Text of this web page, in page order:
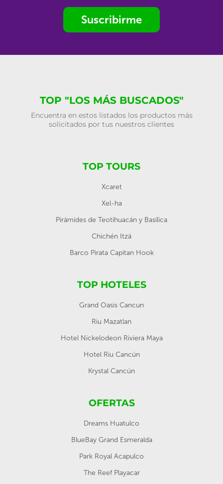
Suscribirme
TOP "LOS MÁS BUSCADOS"
Encuentra en estos listados los productos más
solicitados por tus nuestros clientes
TOP TOURS
Xcaret
Xel-ha
Pirámides de Teotihuacán y Basílica
Chichén Itzá
Barco Pirata Capitan Hook
TOP HOTELES
Grand Oasis Cancun
Riu Mazatlan
Hotel Nickelodeon Riviera Maya
Hotel Riu Cancún
Krystal Cancún
OFERTAS
Dreams Huatulco
BlueBay Grand Esmeralda
Park Royal Acapulco
The Reef Playacar